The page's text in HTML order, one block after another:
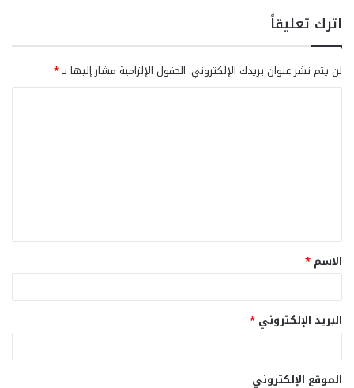
اترك تعليقاً
لن يتم نشر عنوان بريدك الإلكتروني. الحقول الإلزامية مشار إليها بـ*
ق
*
الاسم *
البريد الإلكتروني *
الموقع الإلكتروني